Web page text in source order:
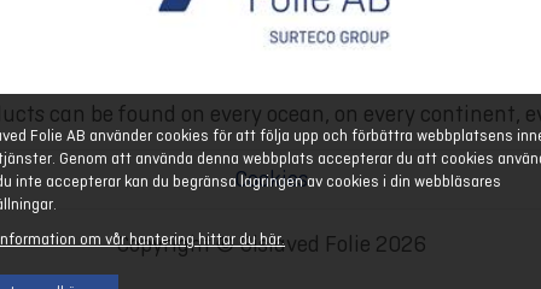
Folie AB använder cookies för att följa upp och förbättra webbplatsens
Genom att använda denna webbplats accepterar du att cookies
inte accepterar kan du begränsa lagringen av cookies i din webbläsares
om vår hantering hittar du här.
can be found on every ocean, on every continent,
Cookies
Copyright © Gislaved Folie 2026